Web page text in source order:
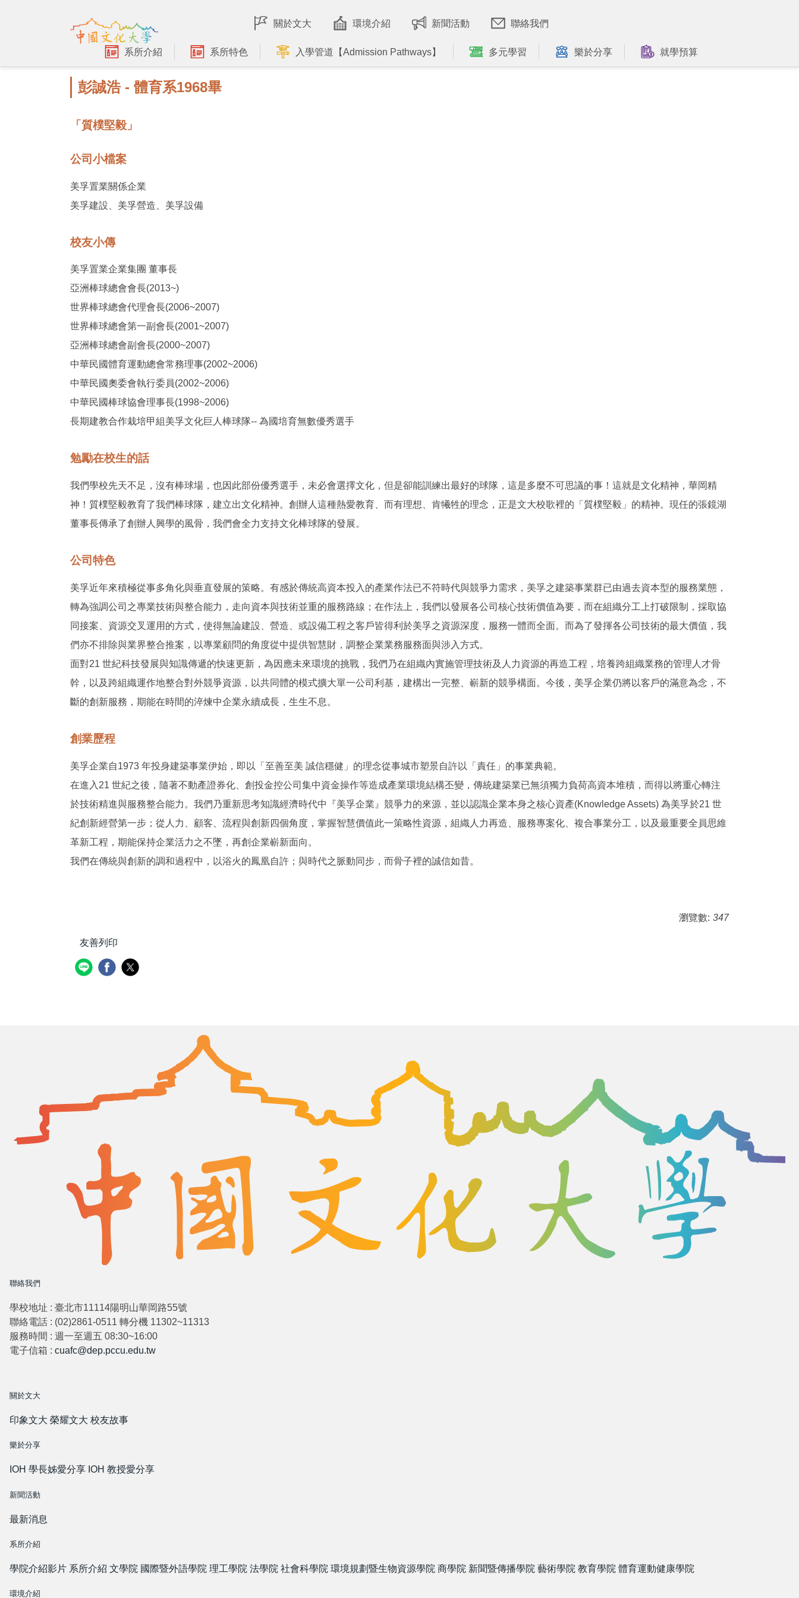
內
關於文大 環境介紹 新聞活動 聯絡我們
系所介紹 系所特色 入學管道【Admission Pathways】 多元學習 樂於分享 就學預算
彭誠浩 - 體育系1968畢
「質樸堅毅」
公司小檔案
美孚置業關係企業
美孚建設、美孚營造、美孚設備
校友小傳
美孚置業企業集團 董事長
亞洲棒球總會會長(2013~)
世界棒球總會代理會長(2006~2007)
世界棒球總會第一副會長(2001~2007)
亞洲棒球總會副會長(2000~2007)
中華民國體育運動總會常務理事(2002~2006)
中華民國奧委會執行委員(2002~2006)
中華民國棒球協會理事長(1998~2006)
長期建教合作栽培甲組美孚文化巨人棒球隊-- 為國培育無數優秀選手
勉勵在校生的話
我們學校先天不足，沒有棒球場，也因此部份優秀選手，未必會選擇文化，但是卻能訓練出最好的球隊，這是多麼不可思議的事！這就是文化精神，華岡精
神！質樸堅毅教育了我們棒球隊，建立出文化精神。創辦人這種熱愛教育、而有理想、肯犧牲的理念，正是文大校歌裡的「質樸堅毅」的精神。現任的張鏡湖
董事長傳承了創辦人興學的風骨，我們會全力支持文化棒球隊的發展。
公司特色
美孚近年來積極從事多角化與垂直發展的策略。有感於傳統高資本投入的產業作法已不符時代與競爭力需求，美孚之建築事業群已由過去資本型的服務業態，
轉為強調公司之專業技術與整合能力，走向資本與技術並重的服務路線；在作法上，我們以發展各公司核心技術價值為要，而在組織分工上打破限制，採取協
同接案、資源交叉運用的方式，使得無論建設、營造、或設備工程之客戶皆得利於美孚之資源深度，服務一體而全面。而為了發揮各公司技術的最大價值，我
們亦不排除與業界整合推案，以專業顧問的角度從中提供智慧財，調整企業業務服務面與涉入方式。
面對21 世紀科技發展與知識傳遞的快速更新，為因應未來環境的挑戰，我們乃在組織內實施管理技術及人力資源的再造工程，培養跨組織業務的管理人才骨
幹，以及跨組織運作地整合對外競爭資源，以共同體的模式擴大單一公司利基，建構出一完整、嶄新的競爭構面。今後，美孚企業仍將以客戶的滿意為念，不
斷的創新服務，期能在時間的淬煉中企業永續成長，生生不息。
創業歷程
美孚企業自1973 年投身建築事業伊始，即以「至善至美 誠信穩健」的理念從事城市塑景自許以「責任」的事業典範。
在進入21 世紀之後，隨著不動產證券化、創投金控公司集中資金操作等造成產業環境結構丕變，傳統建築業已無須獨力負荷高資本堆積，而得以將重心轉注
於技術精進與服務整合能力。我們乃重新思考知識經濟時代中『美孚企業』競爭力的來源，並以認識企業本身之核心資產(Knowledge Assets) 為美孚於21 世
紀創新經營第一步；從人力、顧客、流程與創新四個角度，掌握智慧價值此一策略性資源，組織人力再造、服務專案化、複合事業分工，以及最重要全員思維
革新工程，期能保持企業活力之不墜，再創企業嶄新面向。
我們在傳統與創新的調和過程中，以浴火的鳳凰自許；與時代之脈動同步，而骨子裡的誠信如昔。
瀏覽數: 347
友善列印
聯絡我們
學校地址 : 臺北市11114陽明山華岡路55號
聯絡電話 : (02)2861-0511 轉分機 11302~11313
服務時間 : 週一至週五 08:30~16:00
電子信箱 : cuafc@dep.pccu.edu.tw
關於文大
印象文大 榮耀文大 校友故事
樂於分享
IOH 學長姊愛分享 IOH 教授愛分享
新聞活動
最新消息
系所介紹
學院介紹影片 系所介紹 文學院 國際暨外語學院 理工學院 法學院 社會科學院 環境規劃暨生物資源學院 商學院 新聞暨傳播學院 藝術學院 教育學院 體育運動健康學院
環境介紹